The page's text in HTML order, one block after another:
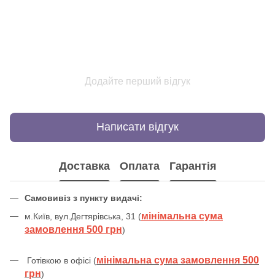
Додайте перший відгук
Написати відгук
Доставка Оплата Гарантія
Самовивіз з пункту видачі:
м.Київ, вул.Дегтярівська, 31 (мінімальна сума
замовлення 500 грн)
Готівкою в офісі (мінімальна сума замовлення 500
грн)